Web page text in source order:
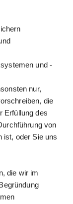
und -
nur,
die
Erfüllung des
von
ist, oder Sie uns
die wir im